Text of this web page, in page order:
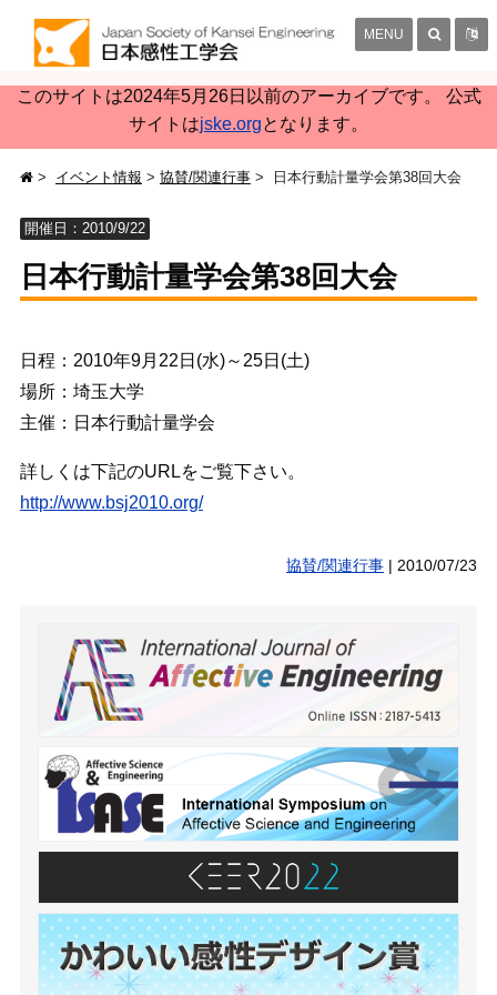
このサイトは2024年5月26日以前のアーカイブです。 公式
サイトはjske.orgとなります。
MENU
イベント情報 協賛/関連行事 日本行動計量学会第38回大会
開催日：2010/9/22
日本行動計量学会第38回大会
日程：2010年9月22日(水)～25日(土)
場所：埼玉大学
主催：日本行動計量学会
詳しくは下記のURLをご覧下さい。
http://www.bsj2010.org/
協賛/関連行事 |2010/07/23